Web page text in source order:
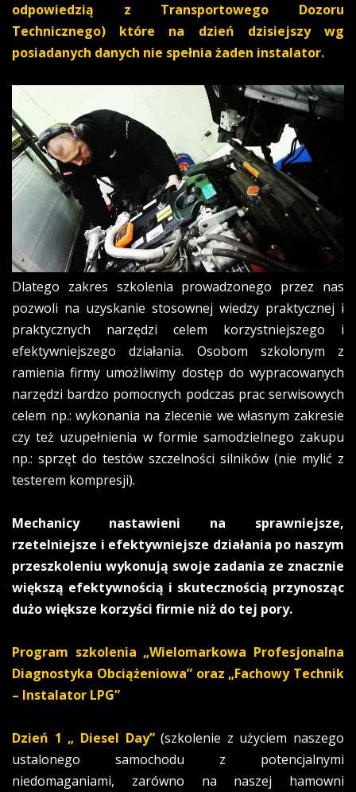
odpowiedzią z Transportowego Dozoru
Technicznego) które na dzień dzisiejszy wg
posiadanych danych nie spełnia żaden instalator.
Dlatego zakres szkolenia prowadzonego przez nas
pozwoli na uzyskanie stosownej wiedzy praktycznej i
praktycznych narzędzi celem korzystniejszego i
efektywniejszego działania. Osobom szkolonym z
ramienia firmy umożliwimy dostęp do wypracowanych
narzędzi bardzo pomocnych podczas prac serwisowych
celem np.: wykonania na zlecenie we własnym zakresie
czy też uzupełnienia w formie samodzielnego zakupu
np.: sprzęt do testów szczelności silników (nie mylić z
testerem kompresji).
Mechanicy nastawieni na sprawniejsze,
rzetelniejsze i efektywniejsze działania po naszym
przeszkoleniu wykonują swoje zadania ze znacznie
większą efektywnością i skutecznością przynosząc
dużo większe korzyści firmie niż do tej pory.
Program szkolenia „Wielomarkowa Profesjonalna
Diagnostyka Obciążeniowa” oraz „Fachowy Technik
– Instalator LPG”
Dzień 1 „ Diesel Day” (szkolenie z użyciem naszego
ustalonego samochodu z potencjalnymi
niedomaganiami, zarówno na naszej hamowni